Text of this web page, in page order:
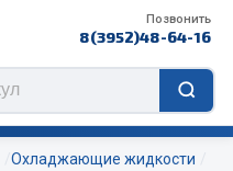
Позвонить
8(3952)48-64-16
Охладжающие жидкости